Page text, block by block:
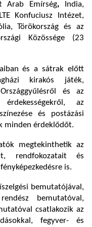
Arab Emírség,
India,
Konfuciusz Intézet,
Törökország és az
Közössége (23
és a sátrak előtt
kirakós játék,
és az
az
és postázási
minden érdeklődőt.
megtekinthetik az
rendfokozatait és
is.
bemutatójával,
bemutatóval,
csatlakozik az
fegyver- és